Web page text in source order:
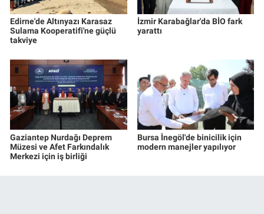
Edirne'de Altınyazı Karasaz
Sulama Kooperatifi'ne güçlü
takviye
İzmir Karabağlar'da BİO fark
yarattı
Gaziantep Nurdağı Deprem
Müzesi ve Afet Farkındalık
Merkezi için iş birliği
Bursa İnegöl'de binicilik için
modern manejler yapılıyor